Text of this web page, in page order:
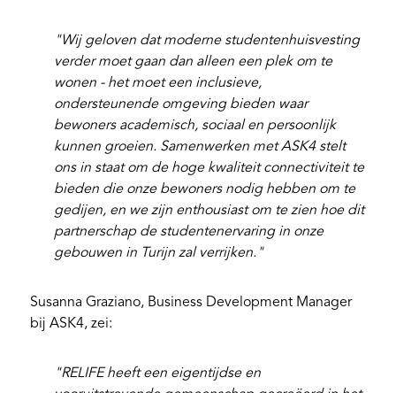
"Wij geloven dat moderne studentenhuisvesting
verder moet gaan dan alleen een plek om te
wonen - het moet een inclusieve,
ondersteunende omgeving bieden waar
bewoners academisch, sociaal en persoonlijk
kunnen groeien. Samenwerken met ASK4 stelt
ons in staat om de hoge kwaliteit connectiviteit te
bieden die onze bewoners nodig hebben om te
gedijen, en we zijn enthousiast om te zien hoe dit
partnerschap de studentenervaring in onze
gebouwen in Turijn zal verrijken."
Susanna Graziano, Business Development Manager
bij ASK4, zei:
"RELIFE heeft een eigentijdse en